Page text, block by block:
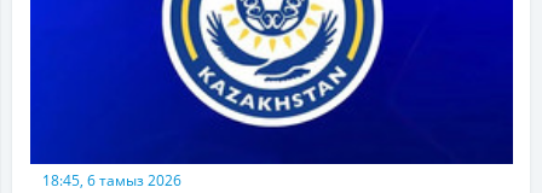
18:45, 6 тамыз 2026